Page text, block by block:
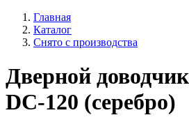
Главная
Каталог
Снято с производства
Дверной
DC-120 (серебро)